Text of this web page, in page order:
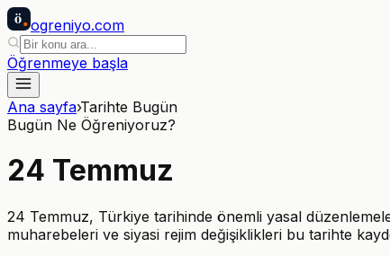
ö ogreniyo.com
Öğrenmeye başla
Ana sayfa›Tarihte Bugün
Bugün Ne Öğreniyoruz?
24 Temmuz
24 Temmuz, Türkiye tarihinde önemli yasal
muharebeleri ve siyasi rejim değişiklikleri bu tarihte